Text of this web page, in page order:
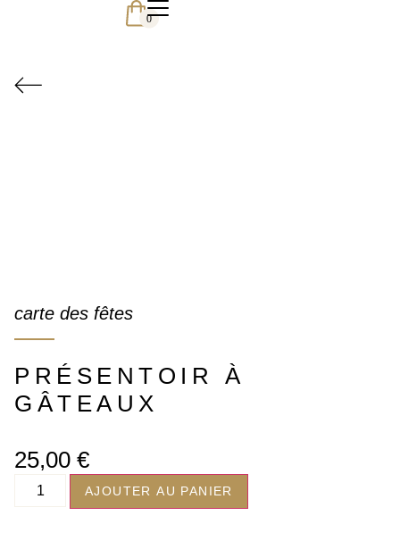
0
carte des fêtes
PRÉSENTOIR À
GÂTEAUX
25,00 €
AJOUTER AU PANIER